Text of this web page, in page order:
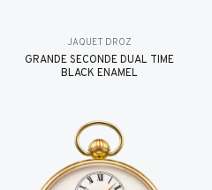
JAQUET DROZ
GRANDE SECONDE DUAL TIME
BLACK ENAMEL